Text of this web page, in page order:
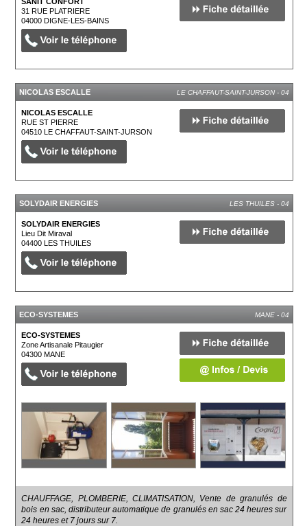
31 RUE PLATRIERE
04000DIGNE-LES-BAINS
NICOLAS ESCALLE LE CHAFFAUT-SAINT-JURSON - 04
NICOLAS ESCALLE
RUE ST PIERRE
04510LE CHAFFAUT-SAINT-JURSON
SOLYDAIR ENERGIES LES THUILES - 04
SOLYDAIR ENERGIES
Lieu Dit Miraval
04400LES THUILES
ECO-SYSTEMES MANE - 04
ECO-SYSTEMES
Zone Artisanale Pitaugier
04300MANE
CHAUFFAGE, PLOMBERIE, CLIMATISATION, Vente de granulés de
bois en sac, distributeur automatique de granulés en sac 24 heures sur
24 heures et 7 jours sur 7.